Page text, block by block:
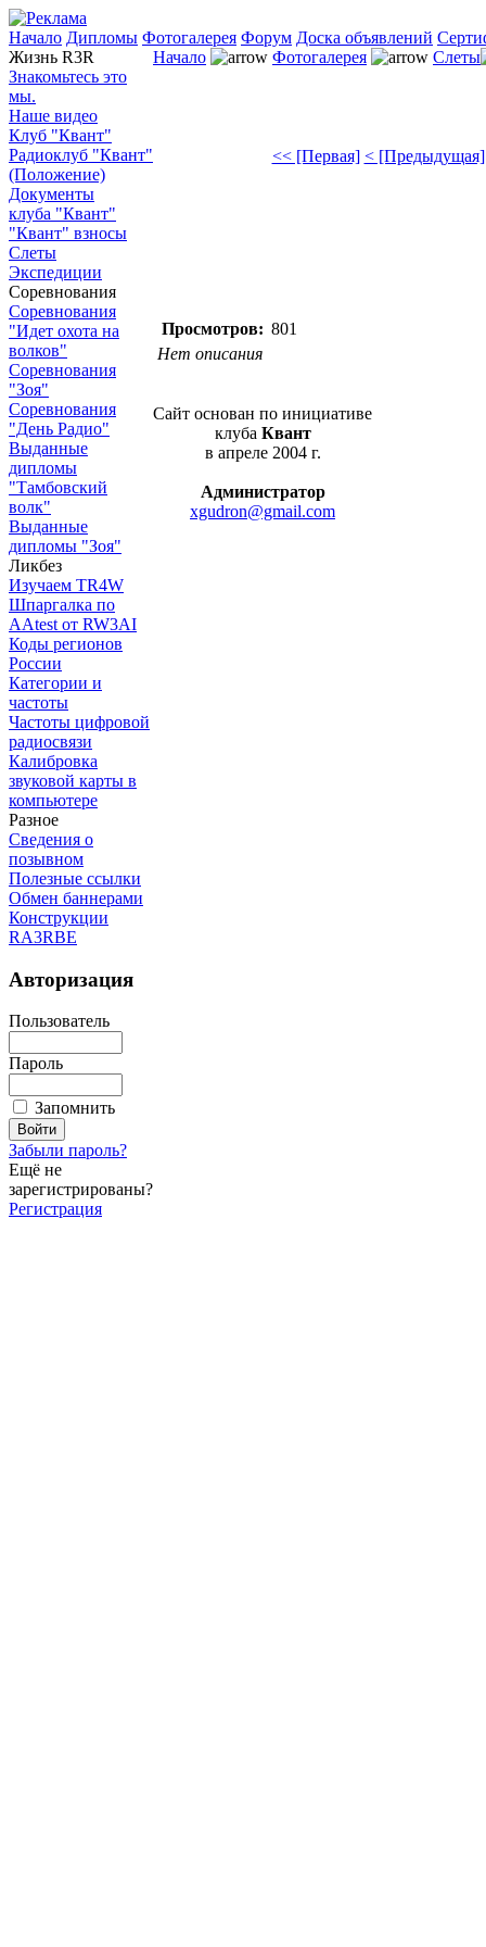
Начало Дипломы Фотогалерея Форум Доска объявлений
Жизнь R3R
Знакомьтесь это
мы.
Наше видео
Клуб "Квант"
Радиоклуб "Квант"
(Положение)
Документы
клуба "Квант"
"Квант" взносы
Слеты
Экспедиции
Соревнования
Соревнования
"Идет охота на
волков"
Соревнования
"Зоя"
Соревнования
"День Радио"
Выданные
дипломы
"Тамбовский
волк"
Выданные
дипломы "Зоя"
Ликбез
Изучаем TR4W
Шпаргалка по
AAtest от RW3AI
Коды регионов
России
Категории и
частоты
Частоты цифровой
радиосвязи
Калибровка
звуковой карты в
компьютере
Разное
Сведения о
позывном
Полезные ссылки
Обмен баннерами
Конструкции
RA3RBE
Авторизация
Пользователь
Пароль
Запомнить
Забыли пароль?
Ещё не
зарегистрированы?
Регистрация
Начало Фотогалерея Слеты
<< [Первая] < [Предыдущая]
Просмотров: 801
Нет описания
Сайт основан по инициативе
клуба Квант
в апреле 2004 г.
Администратор
xgudron@gmail.com